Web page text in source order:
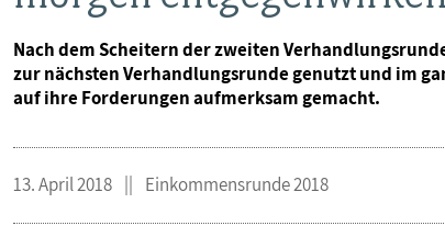
Nach dem Scheitern der zweiten
zur nächsten Verhandlungsrunde genutzt und im
auf ihre Forderungen aufmerksam gemacht.
13. April 2018 Einkommensrunde 2018